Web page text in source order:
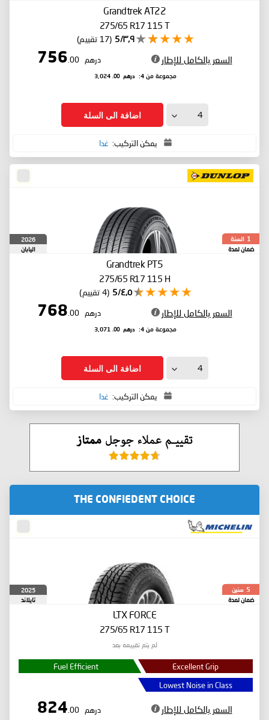
Grandtrek AT22
275/65 R17 115 T
٣٫٩/5 (17 تقييم)
السعر بالكامل للإطار درهم 756
.00
مجموعة من 4: درهم 3,024
.00
اضافة الى السلة
يمكن التركيب: غدا
1 السنة
ضمان لمدة
2026
اليابان
Grandtrek PT5
275/65 R17 115 H
٤٫٥/5 (4 تقييم)
السعر بالكامل للإطار درهم 768
.00
مجموعة من 4: درهم 3,071
.00
اضافة الى السلة
يمكن التركيب: غدا
THE CONFIEDENT CHOICE
5 سنين
ضمان لمدة
2025
تايلاند
LTX FORCE
275/65 R17 115 T
لم يتم تقييمه بعد
Excellent Grip
Fuel Efficient
Lowest Noise in Class
السعر بالكامل للإطار درهم 824
.00